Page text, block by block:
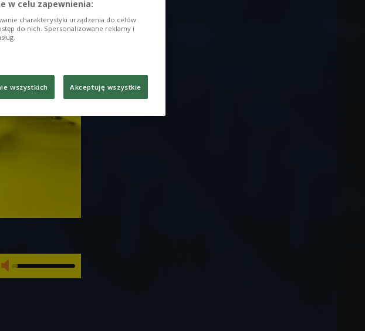
w celu zapewnienia:
charakterystyki urządzenia do celów
do nich. Spersonalizowane reklamy i
wszystkich Akceptuję wszystkie